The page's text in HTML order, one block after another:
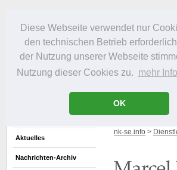
Diese Webseite verwendet nur
den technischen Betrieb
der Nutzung unserer Webseite
Nutzung dieser Cookies zu. mehr
OK
Portrait Freizeit Gastronomie
Aktuelles
Nachrichten-Archiv
nk-se.info >